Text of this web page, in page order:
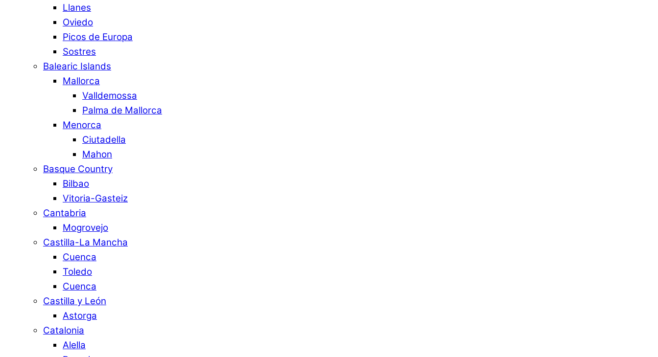
Llanes
Oviedo
Picos de Europa
Sostres
Balearic Islands
Mallorca
Valldemossa
Palma de Mallorca
Menorca
Ciutadella
Mahon
Basque Country
Bilbao
Vitoria-Gasteiz
Cantabria
Mogrovejo
Castilla-La Mancha
Cuenca
Toledo
Cuenca
Castilla y León
Astorga
Catalonia
Alella